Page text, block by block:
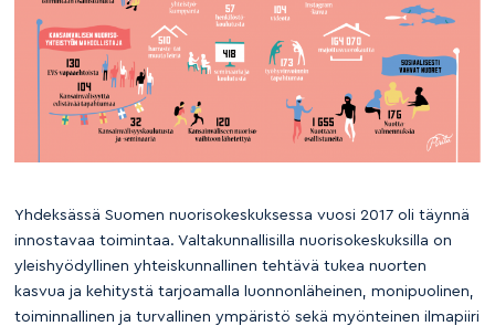
Yhdeksässä Suomen nuorisokeskuksessa vuosi 2017 oli täynnä
innostavaa toimintaa. Valtakunnallisilla nuorisokeskuksilla on
yleishyödyllinen yhteiskunnallinen tehtävä tukea nuorten
kasvua ja kehitystä tarjoamalla luonnonläheinen, monipuolinen,
toiminnallinen ja turvallinen ympäristö sekä myönteinen ilmapiiri